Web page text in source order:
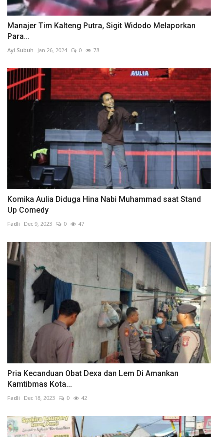
Manajer Tim Kalteng Putra, Sigit Widodo Melaporkan
Para...
Ayi.Subuh Jan 26, 2024 0 78
Komika Aulia Diduga Hina Nabi Muhammad saat Stand
Up Comedy
Fadli Dec 9, 2023 0 47
Pria Kecanduan Obat Dexa dan Lem Di Amankan
Kamtibmas Kota...
Fadli Dec 18, 2023 0 42